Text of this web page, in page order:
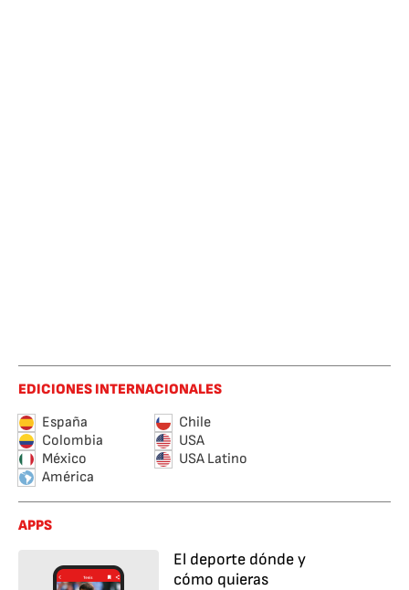
EDICIONES INTERNACIONALES
España
Chile
Colombia
USA
México
USA Latino
América
APPS
El deporte dónde y
cómo quieras